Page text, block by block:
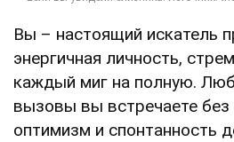
Вы – настоящий искатель
энергичная личность,
каждый миг на полную.
вызовы вы встречаете без
оптимизм и спонтанность